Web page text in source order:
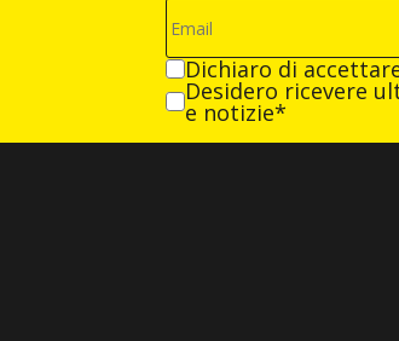
Dichiaro di
Desidero ricevere
e notizie*